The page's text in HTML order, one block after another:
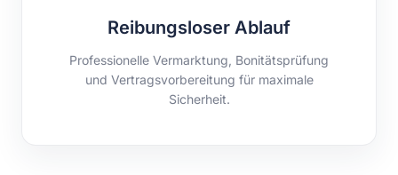
Reibungsloser Ablauf
Professionelle Vermarktung, Bonitätsprüfung
und Vertragsvorbereitung für maximale
Sicherheit.